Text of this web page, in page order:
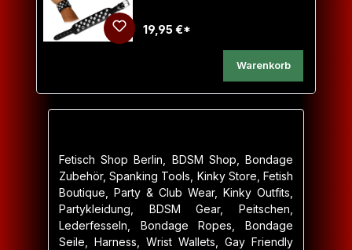
19,95 €*
Warenkorb
Fetisch Shop Berlin, BDSM Shop, Bondage
Zubehör, Spanking Tools, Kinky Store, Fetish
Boutique, Party & Club Wear, Kinky Outfits,
Partykleidung, BDSM Gear, Peitschen,
Lederfesseln, Bondage Ropes, Bondage
Seile, Harness, Wrist Wallets, Gay Friendly